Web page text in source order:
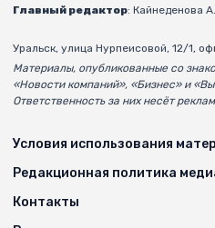
Главный редактор: Кайнеденова
Уральск, улица Нурпеисовой, 12/1,
Материалы, опубликованные со
«Новости компаний», «Бизнес» и
Ответственность за них несёт
Условия использования
Редакционная политика
Контакты